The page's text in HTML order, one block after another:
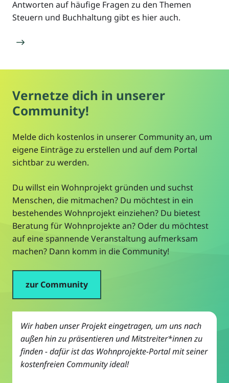
Antworten auf häufige Fragen zu den Themen
Steuern und Buchhaltung gibt es hier auch.
Vernetze dich in unserer
Community!
Melde dich kostenlos in unserer Community an, um
eigene Einträge zu erstellen und auf dem Portal
sichtbar zu werden.
Du willst ein Wohnprojekt gründen und suchst
Menschen, die mitmachen? Du möchtest in ein
bestehendes Wohnprojekt einziehen? Du bietest
Beratung für Wohnprojekte an? Oder du möchtest
auf eine spannende Veranstaltung aufmerksam
machen? Dann komm in die Community!
zur Community
Wir haben unser Projekt eingetragen, um uns nach
außen hin zu präsentieren und Mitstreiter*innen zu
finden - dafür ist das Wohnprojekte-Portal mit seiner
kostenfreien Community ideal!